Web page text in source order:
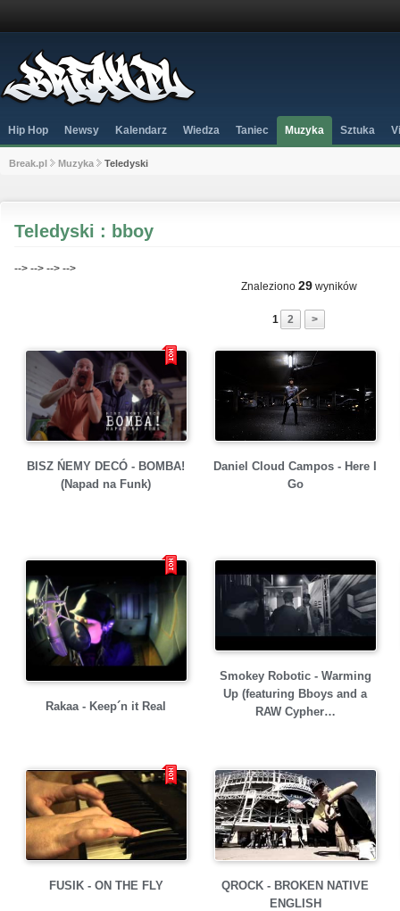
Hip Hop Newsy Kalendarz Wiedza Taniec Muzyka Sztuka
Break.pl Muzyka Teledyski
Teledyski : bboy
--> --> --> -->
Znaleziono 29 wyników
1 2 >
BISZ ŃEMY DECÓ - BOMBA!
(Napad na Funk)
Daniel Cloud Campos - Here I
Go
Rakaa - Keep´n it Real
Smokey Robotic - Warming
Up (featuring Bboys and a
RAW Cypher…
FUSIK - ON THE FLY
QROCK - BROKEN NATIVE
ENGLISH